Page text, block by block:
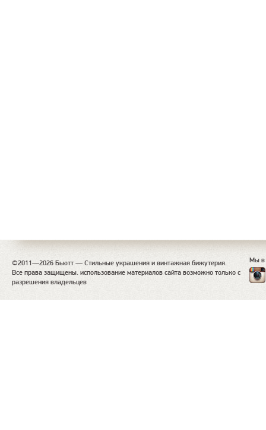
©2011—2026 Бьютт — Стильные украшения и винтажная бижутерия.
Все права защищены. использование материалов сайта возможно только с
разрешения владельцев
Мы в